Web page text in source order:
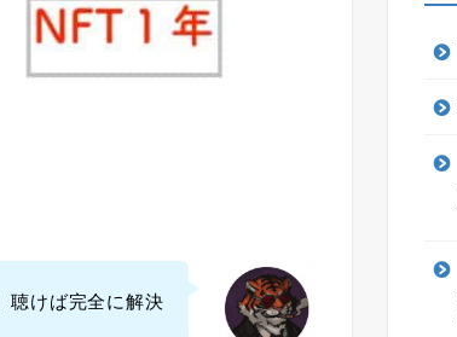
聴けば完全に解決